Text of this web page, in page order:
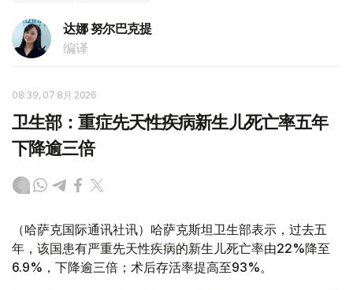
达娜 努尔巴克提
编译
08:39, 07 8月 2026
卫生部：重症先天性疾病新生儿死亡率五年
下降逾三倍
（哈萨克国际通讯社讯）哈萨克斯坦卫生部表示，过去五
年，该国患有严重先天性疾病的新生儿死亡率由22%降至
6.9%，下降逾三倍；术后存活率提高至93%。